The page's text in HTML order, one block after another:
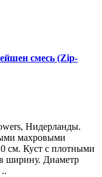
смесь (Zip-
Нидерланды.
махровыми
см. Куст с плотными
ширину. Диаметр